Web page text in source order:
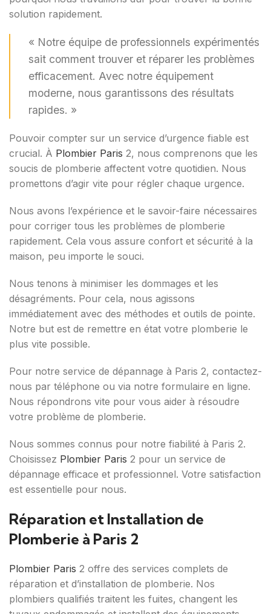
solution rapidement.
« Notre équipe de professionnels expérimentés
sait comment trouver et réparer les problèmes
efficacement. Avec notre équipement
moderne, nous garantissons des résultats
rapides. »
Pouvoir compter sur un service d’urgence fiable est
crucial. À Plombier Paris 2, nous comprenons que les
soucis de plomberie affectent votre quotidien. Nous
promettons d’agir vite pour régler chaque urgence.
Nous avons l’expérience et le savoir-faire nécessaires
pour corriger tous les problèmes de plomberie
rapidement. Cela vous assure confort et sécurité à la
maison, peu importe le souci.
Nous tenons à minimiser les dommages et les
désagréments. Pour cela, nous agissons
immédiatement avec des méthodes et outils de pointe.
Notre but est de remettre en état votre plomberie le
plus vite possible.
Pour notre service de dépannage à Paris 2, contactez-
nous par téléphone ou via notre formulaire en ligne.
Nous répondrons vite pour vous aider à résoudre
votre problème de plomberie.
Nous sommes connus pour notre fiabilité à Paris 2.
Choisissez Plombier Paris 2 pour un service de
dépannage efficace et professionnel. Votre satisfaction
est essentielle pour nous.
Réparation et Installation de
Plomberie à Paris 2
Plombier Paris 2 offre des services complets de
réparation et d’installation de plomberie. Nos
plombiers qualifiés traitent les fuites, changent les